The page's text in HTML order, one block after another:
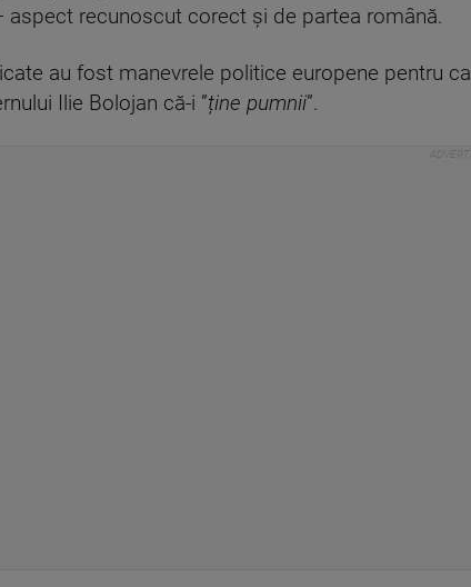
recunoscut corect şi de partea română.
au fost manevrele politice europene pentru ca
Ilie Bolojan că-i ”ține pumnii”.